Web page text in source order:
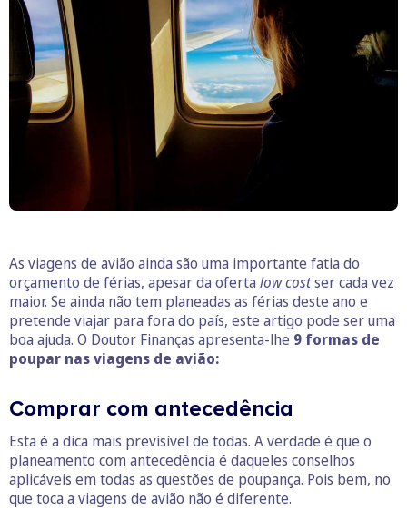
As viagens de avião ainda são uma importante fatia do
orçamento de férias, apesar da oferta low costser cada vez
maior. Se ainda não tem planeadas as férias deste ano e
pretende viajar para fora do país, este artigo pode ser uma
boa ajuda. O Doutor Finanças apresenta-lhe 9 formas de
poupar nas viagens de avião:
Comprar com antecedência
Esta é a dica mais previsível de todas. A verdade é que o
planeamento com antecedência é daqueles conselhos
aplicáveis em todas as questões de poupança. Pois bem, no
que toca a viagens de avião não é diferente.